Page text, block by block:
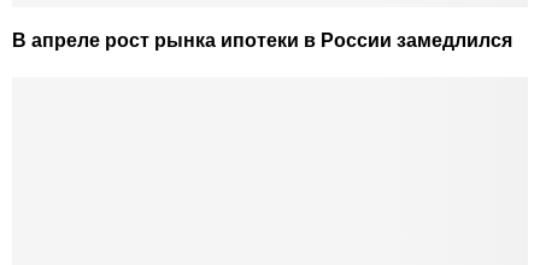
В апреле рост рынка ипотеки в России замедлился